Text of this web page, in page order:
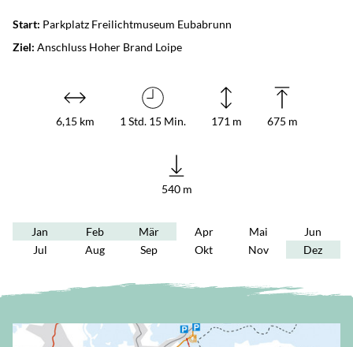
Start: Parkplatz Freilichtmuseum Eubabrunn
Ziel: Anschluss Hoher Brand Loipe
6,15 km 1 Std. 15 Min. 171 m 675 m
540 m
Jan Feb Mär Apr Mai
Jun
Jul
Aug Sep Okt Nov Dez